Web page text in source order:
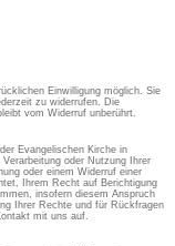
Einwilligung möglich. Sie
zu widerrufen. Die
vom Widerruf unberührt.
Evangelischen Kirche in
oder Nutzung Ihrer
oder einem Widerruf einer
Ihrem Recht auf Berichtigung
insofern diesem Anspruch
Ihrer Rechte und für Rückfragen
mit uns auf.